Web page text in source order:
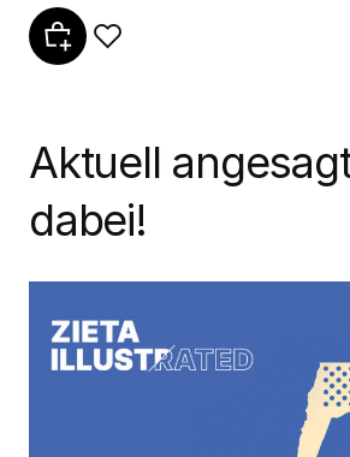
Aktuell
dabei!